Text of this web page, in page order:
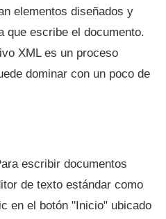
elementos diseñados y
que escribe el documento.
XML es un proceso
dominar con un poco de
escribir documentos
de texto estándar como
en el botón "Inicio" ubicado